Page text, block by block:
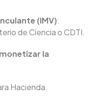
(IMV):
de Ciencia o CDTI.
la
Hacienda.